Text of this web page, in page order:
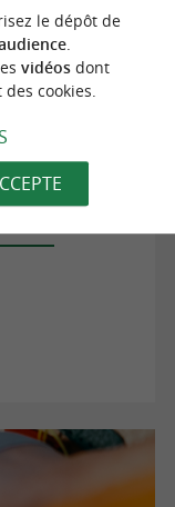
le dépôt de
.
vidéosdont
cookies.